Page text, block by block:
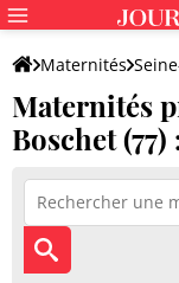
Maternités
Maternités
Boschet